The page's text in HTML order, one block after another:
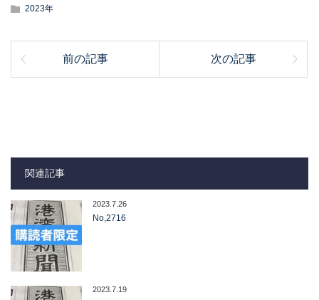
2023年
前の記事 次の記事
関連記事
2023.7.26
No,2716
2023.7.19